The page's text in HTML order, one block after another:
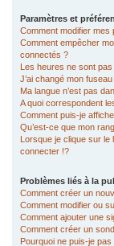
Paramètres et
Comment modifier mes
Comment empêcher
connectés ?
Les heures ne sont
J’ai changé mon
Ma langue n’est pas
A quoi correspondent
Comment puis-je
Qu’est-ce que mon
Lorsque je clique sur le
connecter !?
Problèmes liés à la
Comment créer un
Comment modifier ou
Comment ajouter une
Comment créer un
Pourquoi ne puis-je